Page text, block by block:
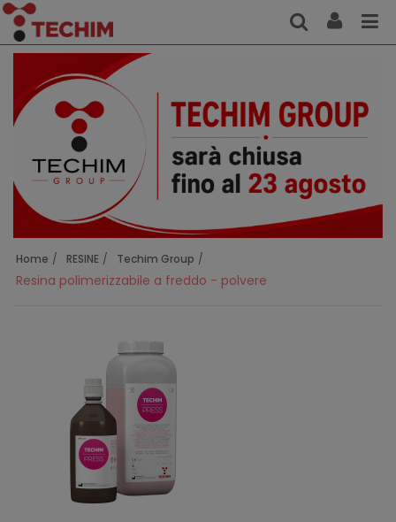
Home RESINE Techim Group
Resina polimerizzabile a freddo - polvere